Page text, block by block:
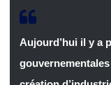
Aujourd’hui il y a